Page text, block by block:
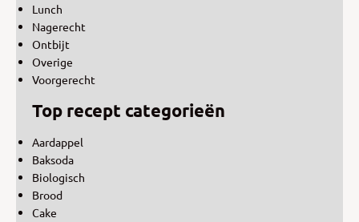
Lunch
Nagerecht
Ontbijt
Overige
Voorgerecht
Top recept categorieën
Aardappel
Baksoda
Biologisch
Brood
Cake